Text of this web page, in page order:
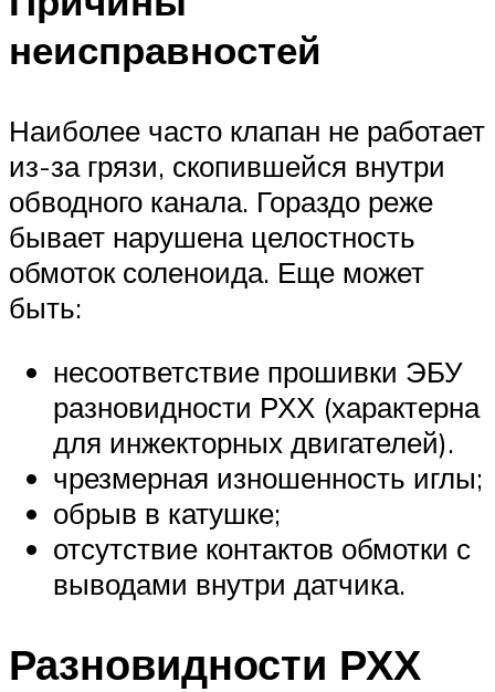
неисправностей
Наиболее часто клапан не работает
из-за грязи, скопившейся внутри
обводного канала. Гораздо реже
бывает нарушена целостность
обмоток соленоида. Еще может
быть:
несоответствие прошивки ЭБУ
разновидности РХХ (характерна
для инжекторных двигателей).
чрезмерная изношенность иглы;
обрыв в катушке;
отсутствие контактов обмотки с
выводами внутри датчика.
Разновидности РХХ